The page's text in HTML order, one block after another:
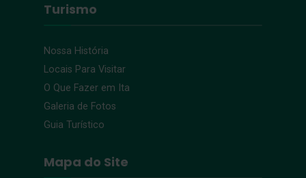
Turismo
Nossa História
Locais Para Visitar
O Que Fazer em Ita
Galeria de Fotos
Guia Turístico
Mapa do Site